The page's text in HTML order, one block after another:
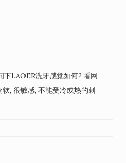
下LAOER洗牙感觉如何? 看网
, 很敏感, 不能受冷或热的刺